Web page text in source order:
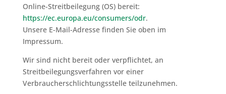
Online-Streitbeilegung (OS) bereit:
https://ec.europa.eu/consumers/odr.
Unsere E-Mail-Adresse finden Sie oben im
Impressum.
Wir sind nicht bereit oder verpflichtet, an
Streitbeilegungsverfahren vor einer
Verbraucherschlichtungsstelle teilzunehmen.